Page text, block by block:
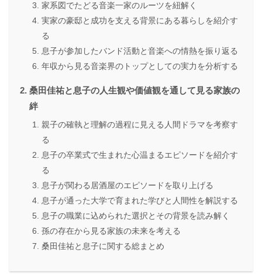
家系図でたどる音楽一家のルーツを紐解く
実家の豪邸と成功を支える背景にある暮らしを紹介す
る
息子が参加したバンド活動と音楽への情熱を振り返る
年収から見る音楽界のトップとしての実力を分析する
桑田佳祐と息子の人生観や価値観を通して見る家族の
絆
親子の確執と理解の過程に見える人間ドラマを考察す
る
息子の卒業式で生まれた心温まるエピソードを紹介す
る
息子が関わる居酒屋のエピソードを取り上げる
息子が通った大学で育まれた学びと人間性を解説する
息子の職業に込められた選択とその背景を読み解く
孫の存在から見る家族の未来を考える
桑田佳祐と息子に関する総まとめ